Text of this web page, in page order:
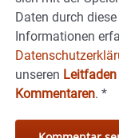
Daten durch
Informationen
unseren
Kommentaren. *